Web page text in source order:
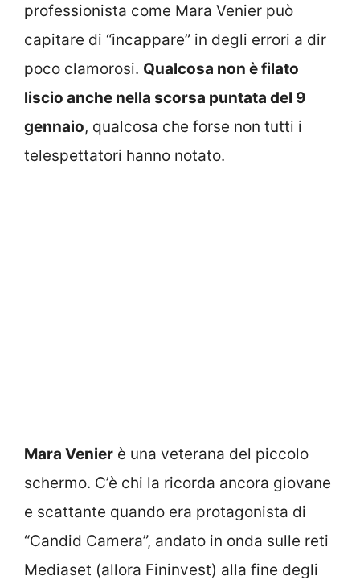
professionista come Mara Venier può
capitare di “incappare” in degli errori a dir
poco clamorosi. Qualcosa non è filato
liscio anche nella scorsa puntata del 9
gennaio, qualcosa che forse non tutti i
telespettatori hanno notato.
Mara Venier è una veterana del piccolo
schermo. C’è chi la ricorda ancora giovane
e scattante quando era protagonista di
“Candid Camera”, andato in onda sulle reti
Mediaset (allora Fininvest) alla fine degli